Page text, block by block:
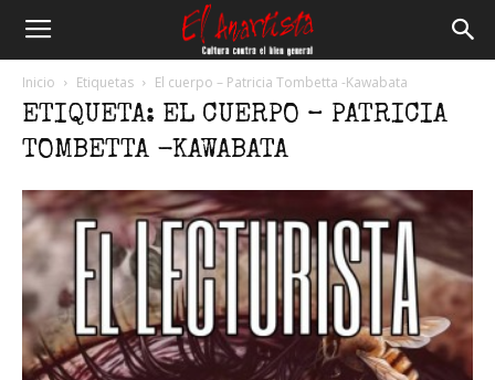
Inicio Etiquetas El cuerpo – Patricia Tombetta -Kawabata
ETIQUETA: EL CUERPO – PATRICIA
TOMBETTA -KAWABATA